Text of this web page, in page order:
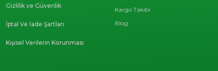
Kargo Takibi
Blog
Gizlilik ve Güvenlik
İptal Ve İade Şartları
Kişisel Verilerin Korunması